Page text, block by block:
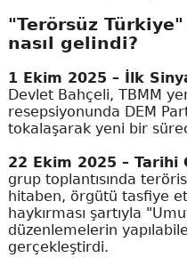
"Terörsüz
nasıl gelindi?
1 Ekim 2025 – İlk
Devlet Bahçeli, TBMM
resepsiyonunda DEM
tokalaşarak yeni bir
22 Ekim 2025 – Tarihi
grup toplantısında
hitaben, örgütü tasfiye
haykırması şartıyla
düzenlemelerin
gerçekleştirdi.